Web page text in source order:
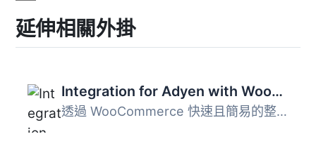
延伸相關外掛
Integration for Adyen with WooCommerce
透過 WooCommerce 快速且簡易的整合，即可進入任何市場並自動...